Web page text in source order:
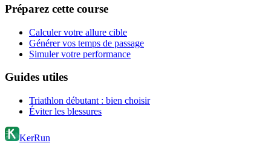
Préparez cette course
Calculer votre allure cible
Générer vos temps de passage
Simuler votre performance
Guides utiles
Triathlon débutant : bien choisir
Éviter les blessures
KerRun